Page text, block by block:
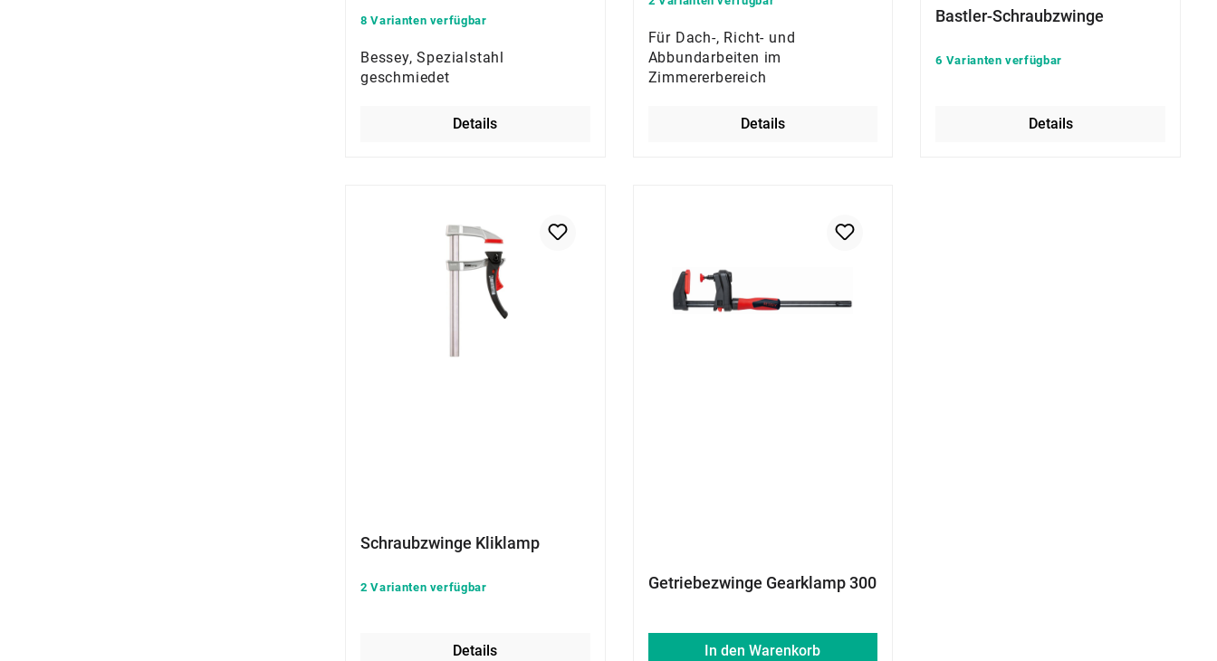
8 Varianten verfügbar
Bessey, Spezialstahl
geschmiedet
Details
Für Dach-, Richt- und
Abbundarbeiten im
Zimmererbereich
Details
Bastler-Schraubzwinge
6 Varianten verfügbar
Details
Schraubzwinge Kliklamp
2 Varianten verfügbar
Details
Getriebezwinge Gearklamp 300
In den Warenkorb